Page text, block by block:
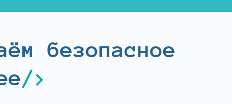
безопасное